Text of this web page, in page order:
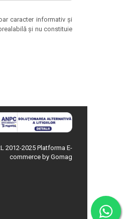
caracter informativ şi
şi nu constituie
2012-2025 Platforma E-
commerce by Gomag